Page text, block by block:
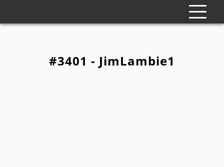
#3401 - JimLambie1